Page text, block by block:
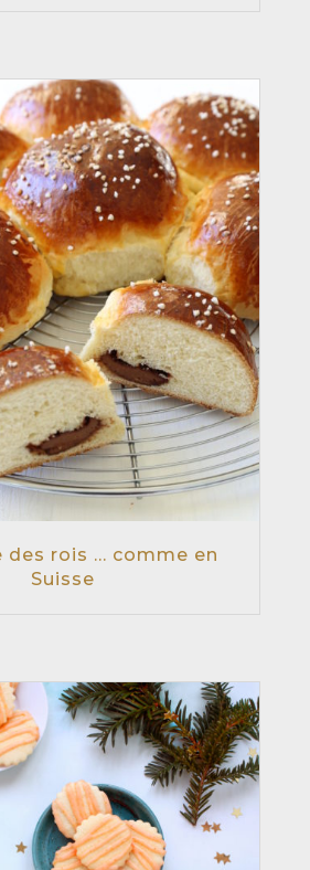
des rois … comme en
Suisse